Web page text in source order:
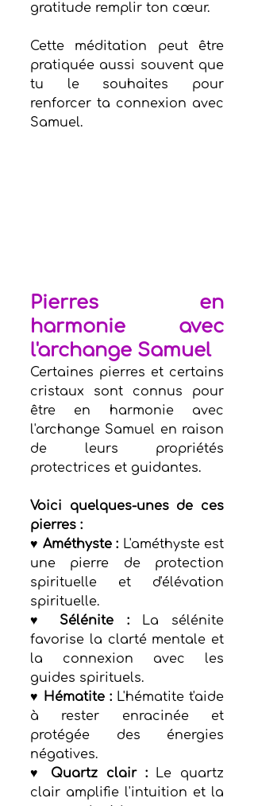
gratitude remplir ton cœur.
Cette méditation peut être
pratiquée aussi souvent que
tu le souhaites pour
renforcer ta connexion avec
Samuel.
Pierres en
harmonie avec
l'archange Samuel
Certaines pierres et certains
cristaux sont connus pour
être en harmonie avec
l'archange Samuel en raison
de leurs propriétés
protectrices et guidantes.
Voici quelques-unes de ces
pierres :
♥ Améthyste : L'améthyste est
une pierre de protection
spirituelle et d'élévation
spirituelle.
♥ Sélénite : La sélénite
favorise la clarté mentale et
la connexion avec les
guides spirituels.
♥ Hématite : L'hématite t'aide
à rester enracinée et
protégée des énergies
négatives.
♥ Quartz clair : Le quartz
clair amplifie l'intuition et la